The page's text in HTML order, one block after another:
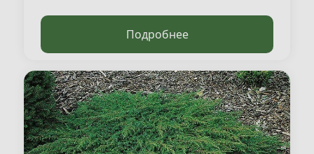
Подробнее